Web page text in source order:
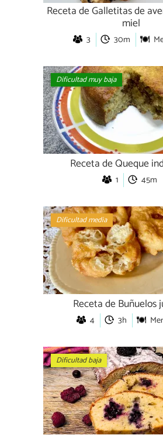
Receta de Galletitas de
miel
3 30m
Dificultad muy baja
Receta de Queque
1 45m
Dificultad media
Receta de Buñuelos
4 3h
Dificultad baja